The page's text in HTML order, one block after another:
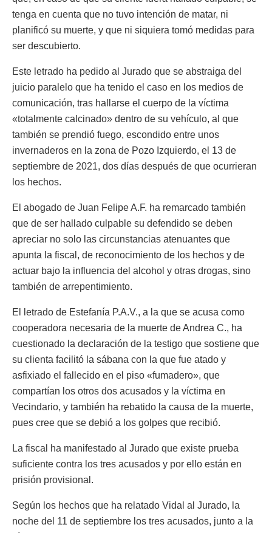
tenga en cuenta que no tuvo intención de matar, ni
planificó su muerte, y que ni siquiera tomó medidas para
ser descubierto.
Este letrado ha pedido al Jurado que se abstraiga del
juicio paralelo que ha tenido el caso en los medios de
comunicación, tras hallarse el cuerpo de la víctima
«totalmente calcinado» dentro de su vehículo, al que
también se prendió fuego, escondido entre unos
invernaderos en la zona de Pozo Izquierdo, el 13 de
septiembre de 2021, dos días después de que ocurrieran
los hechos.
El abogado de Juan Felipe A.F. ha remarcado también
que de ser hallado culpable su defendido se deben
apreciar no solo las circunstancias atenuantes que
apunta la fiscal, de reconocimiento de los hechos y de
actuar bajo la influencia del alcohol y otras drogas, sino
también de arrepentimiento.
El letrado de Estefanía P.A.V., a la que se acusa como
cooperadora necesaria de la muerte de Andrea C., ha
cuestionado la declaración de la testigo que sostiene que
su clienta facilitó la sábana con la que fue atado y
asfixiado el fallecido en el piso «fumadero», que
compartían los otros dos acusados y la víctima en
Vecindario, y también ha rebatido la causa de la muerte,
pues cree que se debió a los golpes que recibió.
La fiscal ha manifestado al Jurado que existe prueba
suficiente contra los tres acusados y por ello están en
prisión provisional.
Según los hechos que ha relatado Vidal al Jurado, la
noche del 11 de septiembre los tres acusados, junto a la